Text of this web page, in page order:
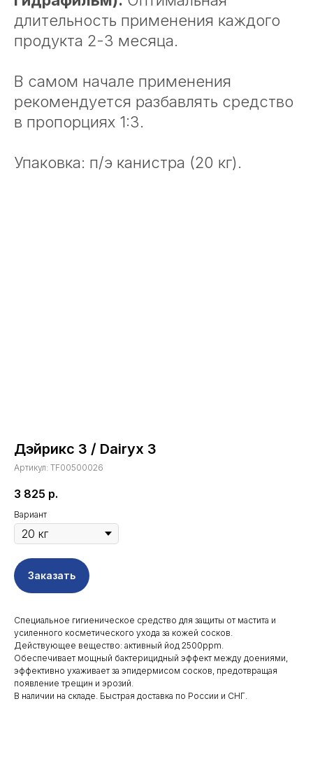
длительность применения каждого
продукта 2-3 месяца.
В самом начале применения
рекомендуется разбавлять средство
в пропорциях 1:3.
Упаковка: п/э канистра (20 кг).
Дэйрикс 3 / Dairyx 3
Артикул: TF00500026
3 825 р.
Вариант
Заказать
Специальное гигиеническое средство для защиты от мастита и
усиленного косметического ухода за кожей сосков.
Действующее вещество: активный йод 2500ppm.
Обеспечивает мощный бактерицидный эффект между доениями,
эффективно ухаживает за эпидермисом сосков, предотвращая
появление трещин и эрозий.
В наличии на складе. Быстрая доставка по России и СНГ.